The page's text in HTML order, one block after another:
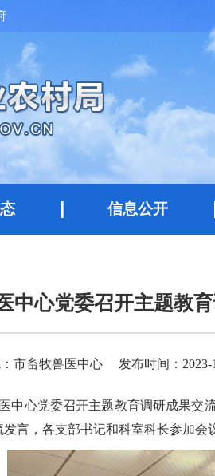
信息公开
中心党委召开主题教
市畜牧兽医中心 发布时间：2023-
中心党委召开主题教育调研成果
言，各支部书记和科室科长参加会